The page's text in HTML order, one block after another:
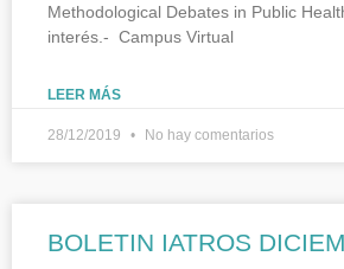
Methodological Debates in Public
interés.- Campus Virtual
LEER MÁS
28/12/2019 No hay comentarios
BOLETIN IATROS